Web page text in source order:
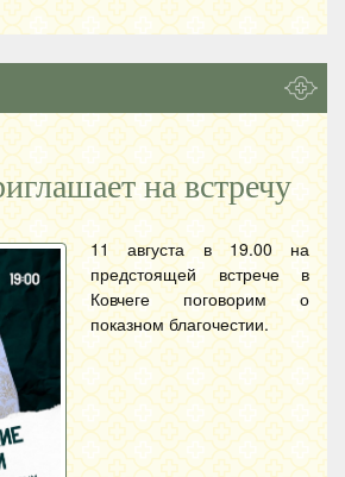
на встречу
11 августа в 19.00 на
предстоящей встрече в
Ковчеге поговорим о
показном благочестии.